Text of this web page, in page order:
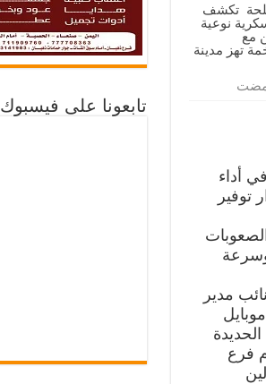
تكشف
نوعية
مع
تهز مدينة
أداء
توفير
وسرعة
مدير
فرع
تابعونا على فيسبوك